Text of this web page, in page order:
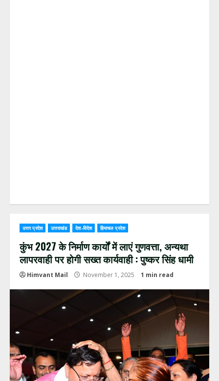
उत्तर प्रदेश उत्तराखंड देश-विदेश हिमाचल प्रदेश
कुंभ 2027 के निर्माण कार्यों में लाएं गुणवत्ता, अन्यथा
लापरवाही पर होगी सख्त कार्यवाही : पुष्कर सिंह धामी
Himvant Mail November 1, 2025 1 min read